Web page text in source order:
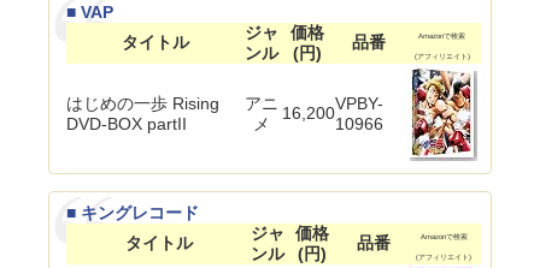
■ VAP
タイトル
ジャ
ンル
価格
(円)
品番 Amazonで検索
(アフィリエイト)
はじめの一歩 Rising
DVD-BOX partII
アニ
メ
16,200VPBY-
10966
■ キングレコード
タイトル
ジャ
ンル
価格
(円)
品番 Amazonで検索
(アフィリエイト)